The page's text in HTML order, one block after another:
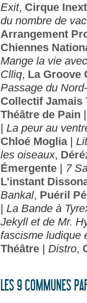
Exit, Cirque
du nombre de
Arrangement
Chiennes
Mange la vie
Clliq, La Groove
Passage du
Collectif Jamais
Théâtre de Pain
| La peur au
Chloé Moglia|
les oiseaux,
Émergente| 7
L’instant
Bankal, Puéril
| La Bande à
Jekyll et de Mr.
fascisme ludique
Théâtre| Distro,
LES 9 COMMUNES